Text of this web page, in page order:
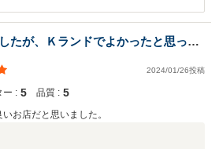
ンスやお車の事でご不明な点等ございまし
さいませ。
たが、Ｋランドでよかったと思って
2024/01/26投稿
ー : 5 品質 : 5
お店だと思いました。